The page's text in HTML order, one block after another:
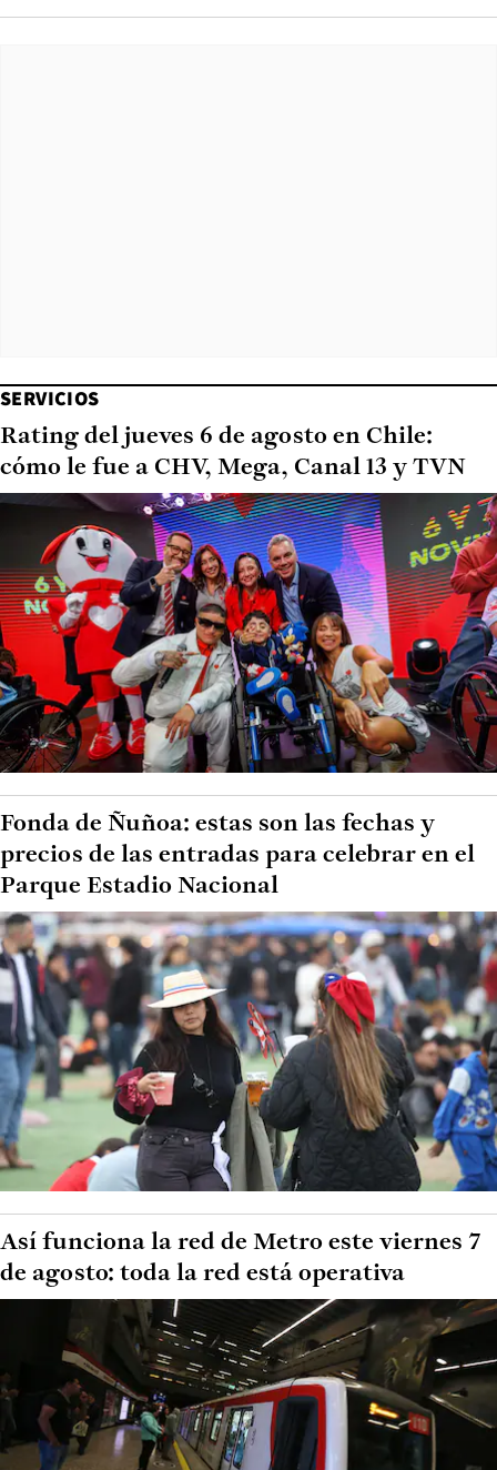
SERVICIOS
Rating del jueves 6 de agosto en Chile:
cómo le fue a CHV, Mega, Canal 13 y TVN
Fonda de Ñuñoa: estas son las fechas y
precios de las entradas para celebrar en el
Parque Estadio Nacional
Así funciona la red de Metro este viernes 7
de agosto: toda la red está operativa